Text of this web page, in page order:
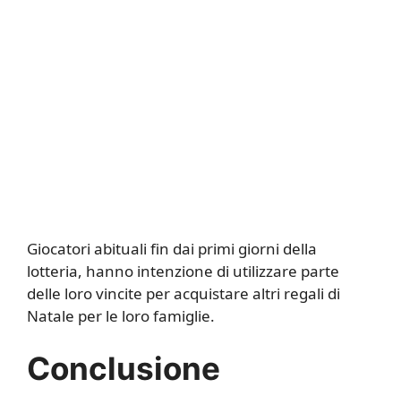
Giocatori abituali fin dai primi giorni della
lotteria, hanno intenzione di utilizzare parte
delle loro vincite per acquistare altri regali di
Natale per le loro famiglie.
Conclusione